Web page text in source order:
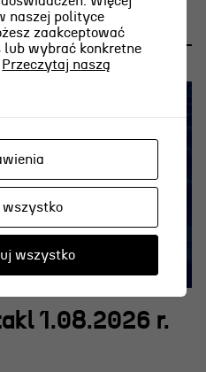
1.08.2026 r.
naszej polityce
zaakceptować
wybrać konkretne
Przeczytaj naszą
wszystko
wszystko